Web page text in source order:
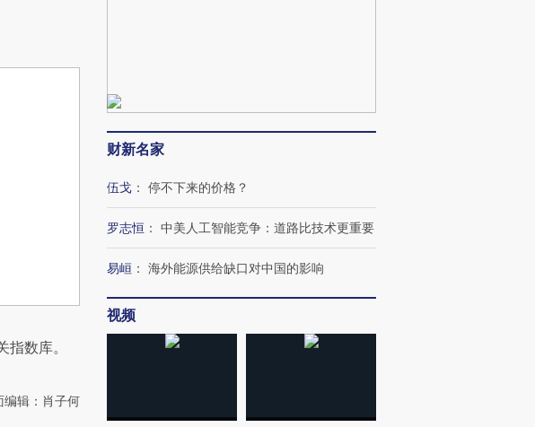
数库。
辑：肖子何
财新名家
伍戈 ： 停不下来的价格？
罗志恒 ： 中美人工智能竞争：道路比技术更重要
易峘 ： 海外能源供给缺口对中国的影响
视频